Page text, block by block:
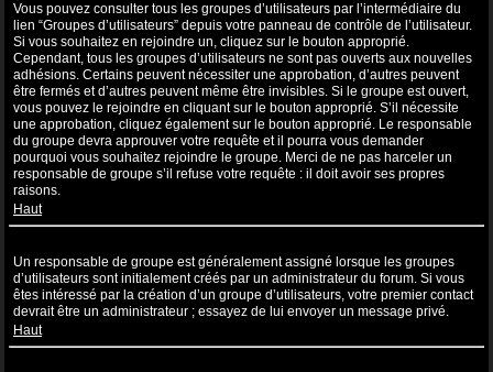
Vous pouvez consulter tous les groupes d’utilisateurs par l’intermédiaire du
lien “Groupes d’utilisateurs” depuis votre panneau de contrôle de l’utilisateur.
Si vous souhaitez en rejoindre un, cliquez sur le bouton approprié.
Cependant, tous les groupes d’utilisateurs ne sont pas ouverts aux nouvelles
adhésions. Certains peuvent nécessiter une approbation, d’autres peuvent
être fermés et d’autres peuvent même être invisibles. Si le groupe est ouvert,
vous pouvez le rejoindre en cliquant sur le bouton approprié. S’il nécessite
une approbation, cliquez également sur le bouton approprié. Le responsable
du groupe devra approuver votre requête et il pourra vous demander
pourquoi vous souhaitez rejoindre le groupe. Merci de ne pas harceler un
responsable de groupe s’il refuse votre requête : il doit avoir ses propres
raisons.
Haut
Un responsable de groupe est généralement assigné lorsque les groupes
d’utilisateurs sont initialement créés par un administrateur du forum. Si vous
êtes intéressé par la création d’un groupe d’utilisateurs, votre premier contact
devrait être un administrateur ; essayez de lui envoyer un message privé.
Haut